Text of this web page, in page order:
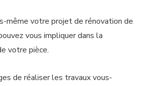
même votre projet de rénovation de
vous impliquer dans la
votre pièce.
de réaliser les travaux vous-